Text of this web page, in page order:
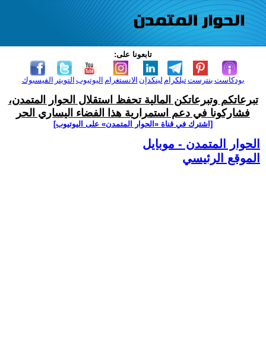
تابعونا على:
الفيسبوك التويتر اليوتيوب الانستغرام لينكدإن تيلكرامبنترست بودكاست
تبرعاتكم وتبرعاتكن المالية تحفظ استقلال الحوار المتمدن،
فشاركونا في دعم استمرارية هذا الفضاء اليساري الحر
[اشترك في قناة ‫«الحوار المتمدن» على اليوتيوب]
الحوار المتمدن - موبايل
الموقع الرئيسي